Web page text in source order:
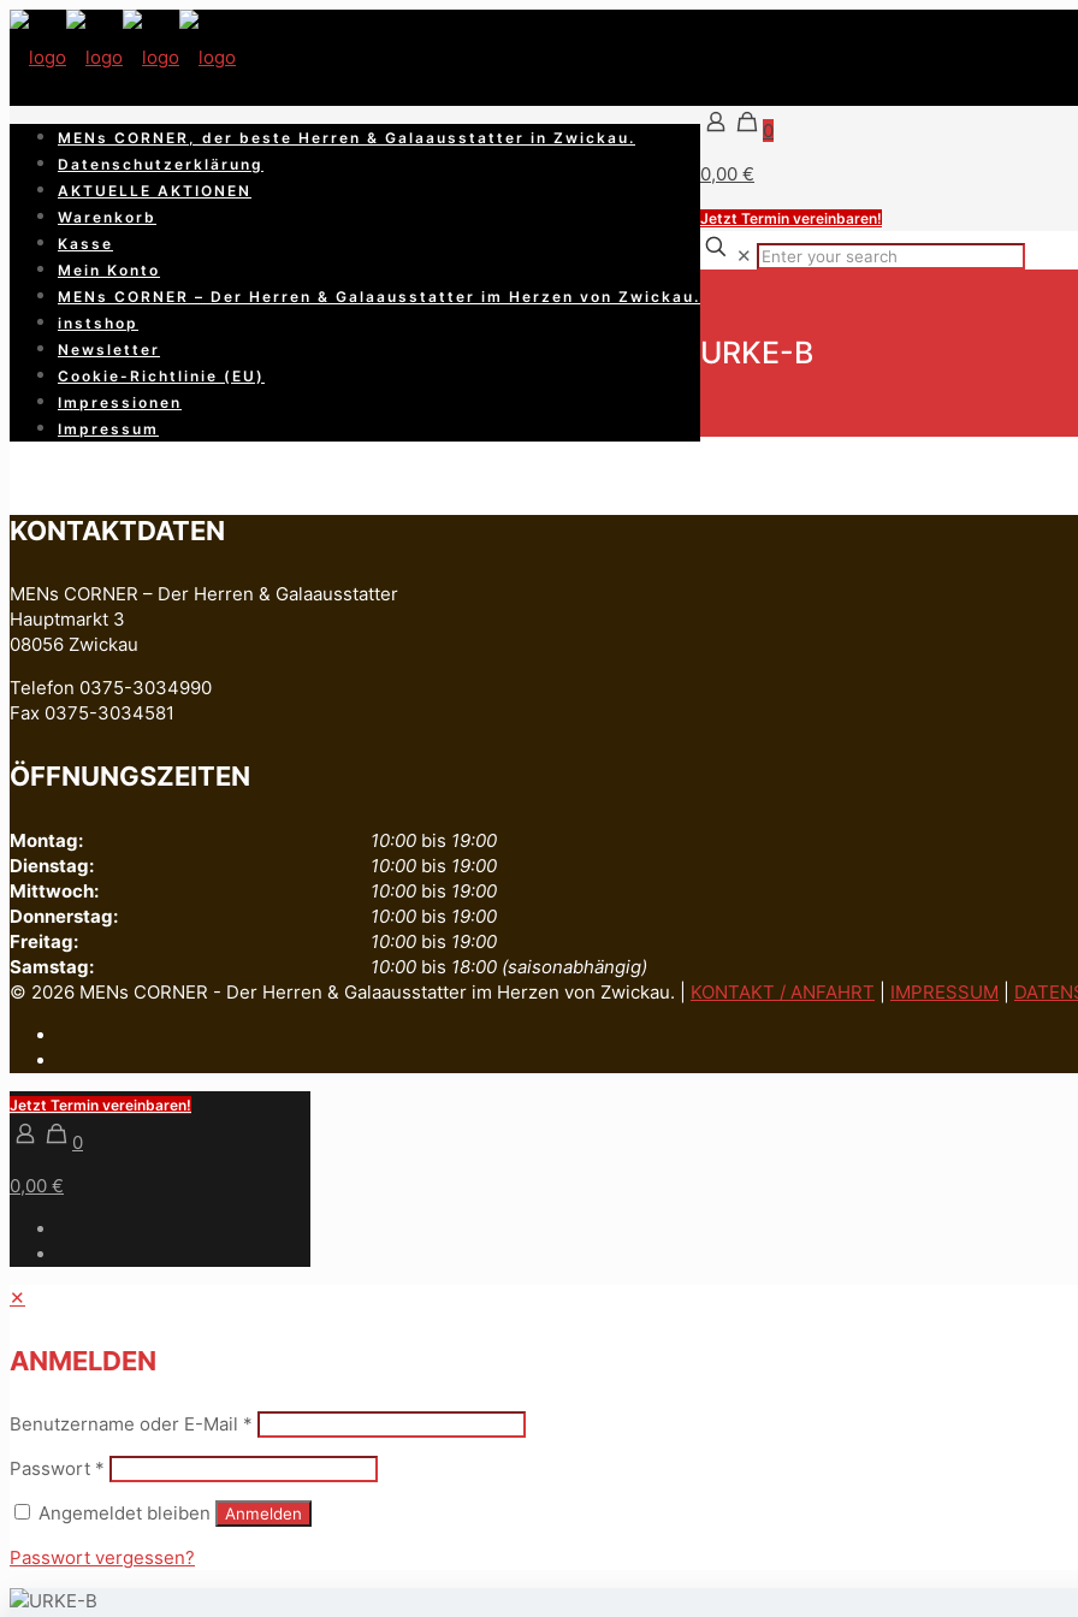
MENs CORNER, der beste Herren & Galaausstatter in Zwickau.
Datenschutzerklärung
AKTUELLE AKTIONEN
Warenkorb
Kasse
Mein Konto
MENs CORNER – Der Herren & Galaausstatter im Herzen von Zwickau.
instshop
Newsletter
Cookie-Richtlinie (EU)
Impressionen
Impressum
0
0,00 €
Jetzt Termin vereinbaren!
✕
URKE-B
KONTAKTDATEN
MENs CORNER – Der Herren & Galaausstatter
Hauptmarkt 3
08056 Zwickau
Telefon 0375-3034990
Fax 0375-3034581
ÖFFNUNGSZEITEN
Montag:
Dienstag:
Mittwoch:
Donnerstag:
Freitag:
Samstag:
10:00 bis 19:00
10:00 bis 19:00
10:00 bis 19:00
10:00 bis 19:00
10:00 bis 19:00
10:00 bis 18:00 (saisonabhängig)
© 2026 MENs CORNER - Der Herren & Galaausstatter im Herzen von Zwickau. | KONTAKT / ANFAHRT IMPRESSUM
Jetzt Termin vereinbaren!
0
0,00 €
✕
ANMELDEN
Benutzername oder E-Mail *
Passwort *
Angemeldet bleiben
Anmelden
Passwort vergessen?